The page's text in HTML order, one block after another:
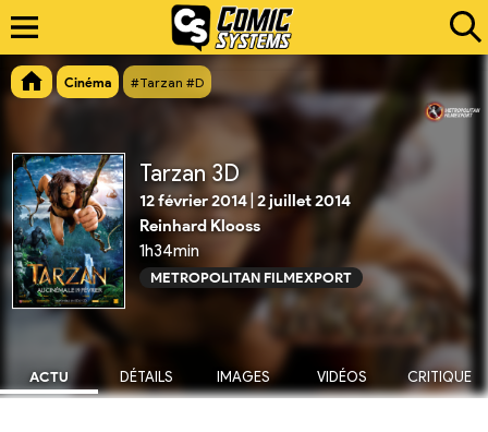
Cinéma #Tarzan #D
Tarzan 3D
12 février 2014| 2 juillet 2014
Reinhard Klooss
1h34min
METROPOLITAN FILMEXPORT
ACTU DÉTAILS IMAGES VIDÉOS CRITIQUE